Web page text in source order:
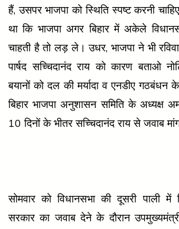
हैं, उसपर भाजपा को स्थिति स्पष्ट करनी
था कि भाजपा अगर बिहार में अकेले
चाहती है तो लड़ ले। उधर, भाजपा ने भी
पार्षद सच्चिदानंद राय को कारण बताओ
बयानों को दल की मर्यादा व एनडीए गठबंधन
बिहार भाजपा अनुशासन समिति के अध्यक्ष
10 दिनों के भीतर सच्चिदानंद राय से जवाब
सोमवार को विधानसभा की दूसरी पाली में
सरकार का जवाब देने के दौरान